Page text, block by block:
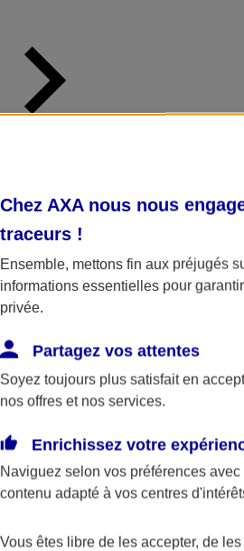
précédente
Fermer le menu principal
Chez AXA nous nous
traceurs !
Ensemble, mettons fin aux préjugés
informations essentielles pour
privée.
Partagez vos attentes
Soyez toujours plus satisfait en
nos offres et nos services.
Enrichissez votre
Naviguez selon vos préférences avec
contenu adapté à vos centres
Vous êtes libre de les accepter, de